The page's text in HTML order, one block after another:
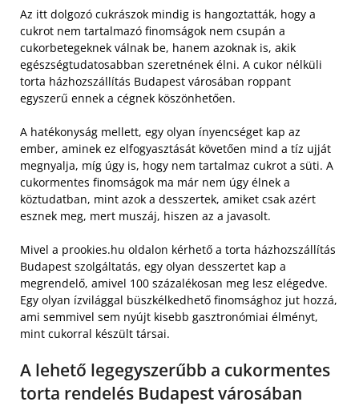
Az itt dolgozó cukrászok mindig is hangoztatták, hogy a
cukrot nem tartalmazó finomságok nem csupán a
cukorbetegeknek válnak be, hanem azoknak is, akik
egészségtudatosabban szeretnének élni. A cukor nélküli
torta házhozszállítás Budapest városában roppant
egyszerű ennek a cégnek köszönhetően.
A hatékonyság mellett, egy olyan ínyencséget kap az
ember, aminek ez elfogyasztását követően mind a tíz ujját
megnyalja, míg úgy is, hogy nem tartalmaz cukrot a süti. A
cukormentes finomságok ma már nem úgy élnek a
köztudatban, mint azok a desszertek, amiket csak azért
esznek meg, mert muszáj, hiszen az a javasolt.
Mivel a prookies.hu oldalon kérhető a torta házhozszállítás
Budapest szolgáltatás, egy olyan desszertet kap a
megrendelő, amivel 100 százalékosan meg lesz elégedve.
Egy olyan ízvilággal büszkélkedhető finomsághoz jut hozzá,
ami semmivel sem nyújt kisebb gasztronómiai élményt,
mint cukorral készült társai.
A lehető legegyszerűbb a cukormentes
torta rendelés Budapest városában